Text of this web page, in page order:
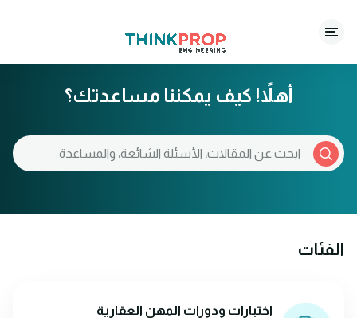
أهلاً! كيف يمكننا مساعدتك؟
الفئات
اختبارات ودورات المهن العقارية